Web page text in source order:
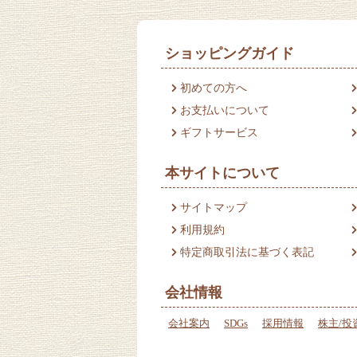
ショッピングガイド
初めての方へ
お支払いについて
ギフトサービス
本サイトについて
サイトマップ
利用規約
特定商取引法に基づく表記
会社情報
会社案内 SDGs 採用情報 株主/投